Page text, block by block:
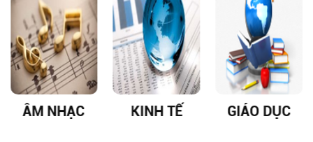
ÂM NHẠC KINH TẾ GIÁO DỤC